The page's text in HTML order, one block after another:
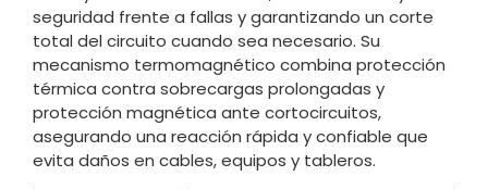
seguridad frente a fallas y garantizando un corte
total del circuito cuando sea necesario. Su
mecanismo termomagnético combina protección
térmica contra sobrecargas prolongadas y
protección magnética ante cortocircuitos,
asegurando una reacción rápida y confiable que
evita daños en cables, equipos y tableros.